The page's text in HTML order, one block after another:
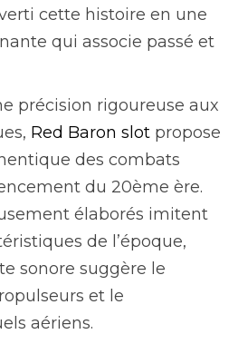
cette histoire en une
qui associe passé et
précision rigoureuse aux
Red Baron slot propose
des combats
du 20ème ère.
élaborés imitent
de l’époque,
sonore suggère le
et le
aériens.